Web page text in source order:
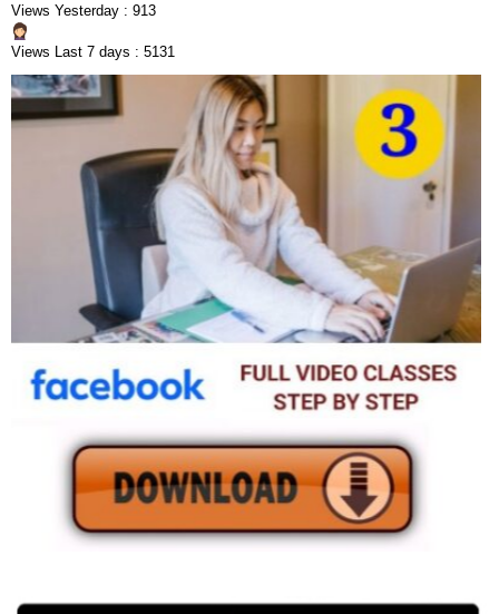
Views Yesterday : 913
Views Last 7 days : 5131